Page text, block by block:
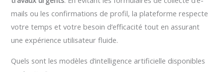
mails ou les confirmations de profil, la plateforme respecte
votre temps et votre besoin d’efficacité tout en assurant
une expérience utilisateur fluide.
Quels sont les modèles d’intelligence artificielle disponibles